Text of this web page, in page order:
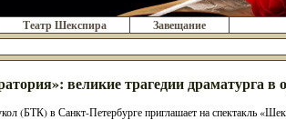
Театр Шекспира Завещание
великие трагедии драматурга в
(БТК) в Санкт-Петербурге приглашает на спектакль